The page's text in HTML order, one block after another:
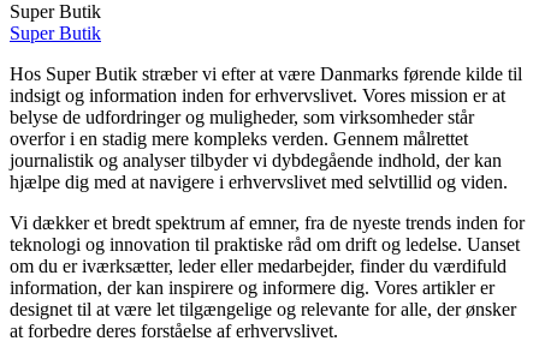
Super Butik
Super Butik
Hos Super Butik stræber vi efter at være Danmarks førende kilde til
indsigt og information inden for erhvervslivet. Vores mission er at
belyse de udfordringer og muligheder, som virksomheder står
overfor i en stadig mere kompleks verden. Gennem målrettet
journalistik og analyser tilbyder vi dybdegående indhold, der kan
hjælpe dig med at navigere i erhvervslivet med selvtillid og viden.
Vi dækker et bredt spektrum af emner, fra de nyeste trends inden for
teknologi og innovation til praktiske råd om drift og ledelse. Uanset
om du er iværksætter, leder eller medarbejder, finder du værdifuld
information, der kan inspirere og informere dig. Vores artikler er
designet til at være let tilgængelige og relevante for alle, der ønsker
at forbedre deres forståelse af erhvervslivet.